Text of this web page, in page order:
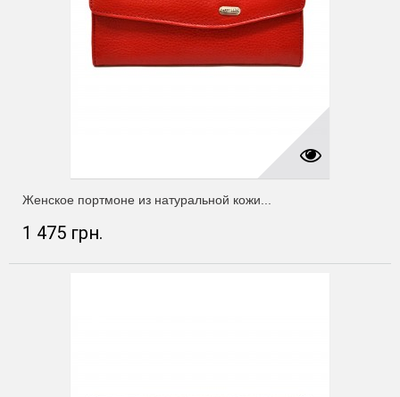
Женское портмоне из натуральной кожи...
1 475 грн.